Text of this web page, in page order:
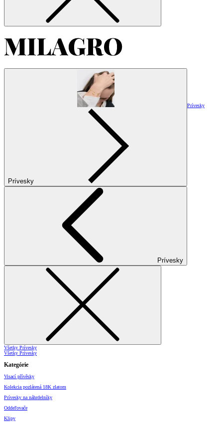
Prívesky
Prívesky
Prívesky
Všetky Prívesky
Všetky Prívesky
Kategórie
Visací přívěsky
Kolekcia pozlátená 18K zlatom
Prívesky na náhrdelníky
Oddeľovače
Klipy